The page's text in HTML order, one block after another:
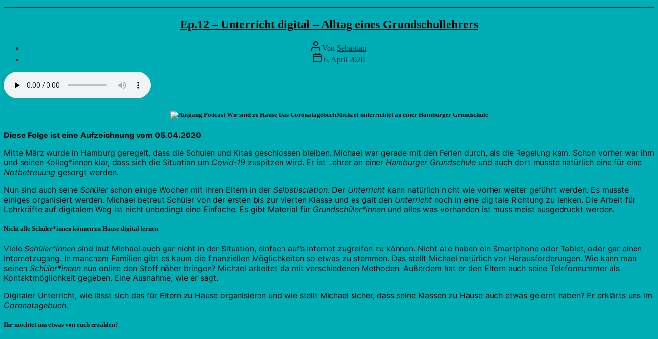
Ep.12 – Unterricht digital – Alltag eines Grundschullehrers
Beitragsautor
Von Sebastian
Veröffentlichungsdatum
6. April 2020
Michael unterrichtet an einer Hamburger Grundschule
Diese Folge ist eine Aufzeichnung vom 05.04.2020
Mitte März wurde in Hamburg geregelt, dass die Schulen und Kitas geschlossen bleiben. Michael war gerade mit den Ferien durch, als die Regelung kam. Schon vorher war ihm
und seinen Kolleg*innen klar, dass sich die Situation um Covid-19 zuspitzen wird. Er ist Lehrer an einer Hamburger Grundschule und auch dort musste natürlich eine für eine
Notbetreuung gesorgt werden.
Nun sind auch seine Schülerschon einige Wochen mit ihren Eltern in der Selbstisolation. Der Unterricht kann natürlich nicht wie vorher weiter geführt werden. Es musste
einiges organisiert werden. Michael betreut Schüler von der ersten bis zur vierten Klasse und es galt den Unterricht noch in eine digitale Richtung zu lenken. Die Arbeit für
Lehrkräfte auf digitalem Weg ist nicht unbedingt eine Einfache. Es gibt Material für Grundschüler*innen und alles was vorhanden ist muss meist ausgedruckt werden.
Nicht alle Schüler*innen können zu Hause digital lernen
Viele Schüler*innen sind laut Michael auch gar nicht in der Situation, einfach auf’s Internet zugreifen zu können. Nicht alle haben ein Smartphone oder Tablet, oder gar einen
Internetzugang. In manchem Familien gibt es kaum die finanziellen Möglichkeiten so etwas zu stemmen. Das stellt Michael natürlich vor Herausforderungen. Wie kann man
seinen Schüler*innen nun online den Stoff näher bringen? Michael arbeitet da mit verschiedenen Methoden. Außerdem hat er den Eltern auch seine Telefonnummer als
Kontaktmöglichkeit gegeben. Eine Ausnahme, wie er sagt.
Digitaler Unterricht, wie lässt sich das für Eltern zu Hause organisieren und wie stellt Michael sicher, dass seine Klassen zu Hause auch etwas gelernt haben? Er erklärts uns im
Coronatagebuch.
Ihr möchtet uns etwas von euch erzählen?